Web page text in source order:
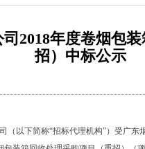
2018年度卷烟包
招）中标公示
（以下简称“招标代理机构”）受广东